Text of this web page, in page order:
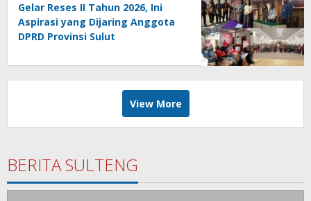
Gelar Reses II Tahun 2026, Ini
Aspirasi yang Dijaring Anggota
DPRD Provinsi Sulut
View More
BERITA SULTENG